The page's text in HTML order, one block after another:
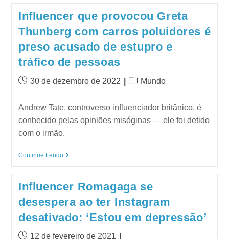
Influencer que provocou Greta
Thunberg com carros poluidores é
preso acusado de estupro e
tráfico de pessoas
30 de dezembro de 2022 Mundo
Andrew Tate, controverso influenciador britânico, é
conhecido pelas opiniões misóginas — ele foi detido
com o irmão.
Continue Lendo
Influencer Romagaga se
desespera ao ter Instagram
desativado: ‘Estou em depressão’
12 de fevereiro de 2021